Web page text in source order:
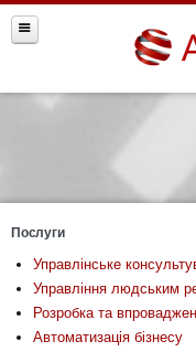
Послуги
Управлінське
Управління людським
Розробка та
Автоматизація бізнесу